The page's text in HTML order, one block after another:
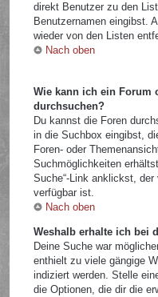
direkt Benutzer zu den
Benutzernamen eingibst.
wieder von den Listen
Nach oben
Wie kann ich ein Forum
durchsuchen?
Du kannst die Foren
in die Suchbox eingibst,
Foren- oder
Suchmöglichkeiten
Suche“-Link anklickst,
verfügbar ist.
Nach oben
Weshalb erhalte ich bei
Deine Suche war
enthielt zu viele gängige
indiziert werden. Stelle
die Optionen, die dir die